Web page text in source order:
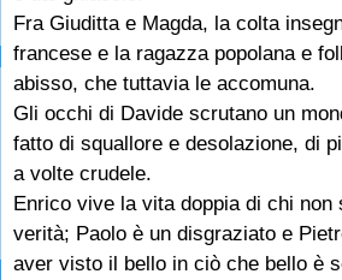
Fra Giuditta e Magda, la colta
francese e la ragazza popolana e
abisso, che tuttavia le accomuna.
Gli occhi di Davide scrutano un
fatto di squallore e desolazione, di
a volte crudele.
Enrico vive la vita doppia di chi non
verità; Paolo è un disgraziato e
aver visto il bello in ciò che bello è